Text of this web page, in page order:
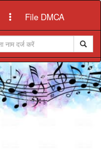
File DMCA